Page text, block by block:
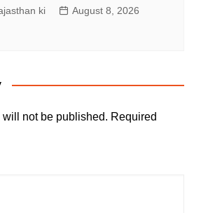
ki
August 8, 2026
not be published. Required